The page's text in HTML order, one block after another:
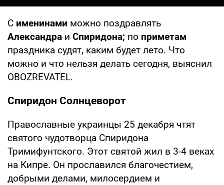
С именинами можно поздравлять
Александра и Спиридона; по приметам
праздника судят, каким будет лето. Что
можно и что нельзя делать сегодня, выяснил
OBOZREVATEL.
Спиридон Солнцеворот
Православные украинцы 25 декабря чтят
святого чудотворца Спиридона
Тримифунтского. Этот святой жил в 3-4 веках
на Кипре. Он прославился благочестием,
добрыми делами, милосердием и